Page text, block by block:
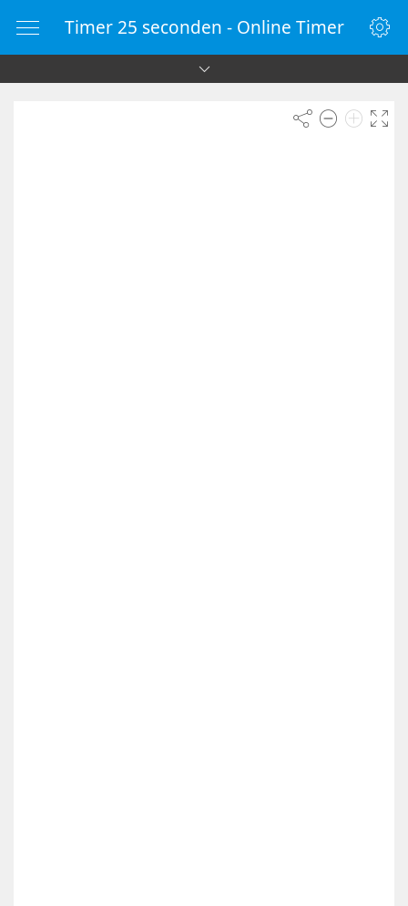
Timer 25 seconden - Online Timer